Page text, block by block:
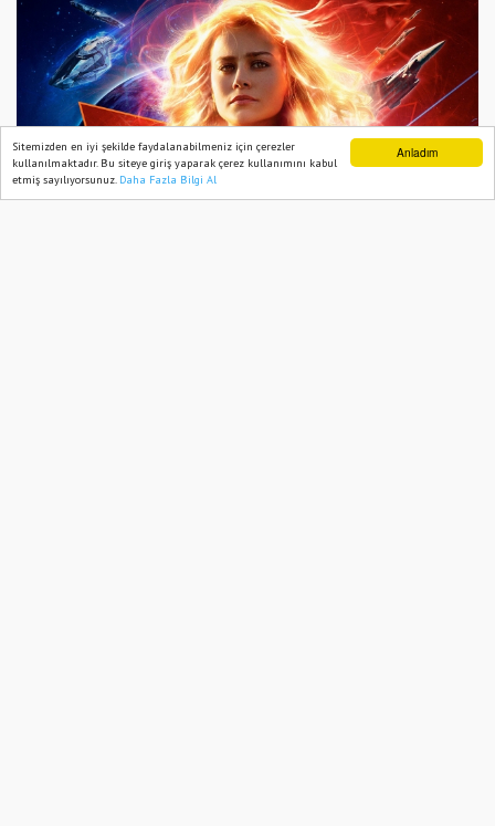
Anladım
Sitemizden en iyi şekilde faydalanabilmeniz için çerezler
kullanılmaktadır. Bu siteye giriş yaparak çerez kullanımını kabul
etmiş sayılıyorsunuz. Daha Fazla Bilgi Al
Ana Sayfa Web TV